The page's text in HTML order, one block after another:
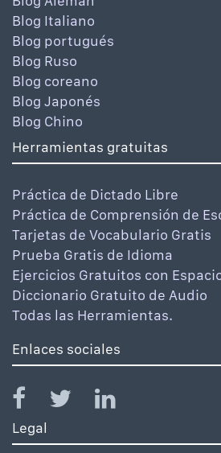
Blog Italiano
Blog portugués
Blog Ruso
Blog coreano
Blog Japonés
Blog Chino
Herramientas gratuitas
Práctica de Dictado Libre
Práctica de Comprensión de
Tarjetas de Vocabulario Gratis
Prueba Gratis de Idioma
Ejercicios Gratuitos con
Diccionario Gratuito de Audio
Todas las Herramientas.
Enlaces sociales
Legal